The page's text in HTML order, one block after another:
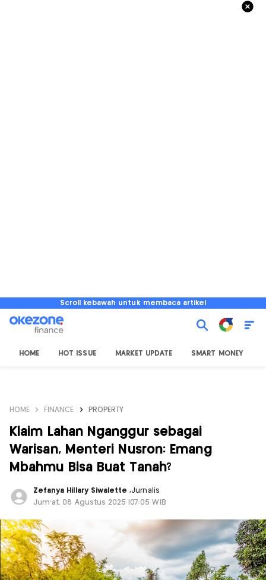
Scroll kebawah untuk membaca artikel
HOME HOT ISSUE MARKET UPDATE SMART MONEY
HOME FINANCE PROPERTY
Klaim Lahan Nganggur sebagai
Warisan, Menteri Nusron: Emang
Mbahmu Bisa Buat Tanah?
Zefanya Hillary Siwalette,Jurnalis
Jum'at, 08 Agustus 2025 |07:05 WIB